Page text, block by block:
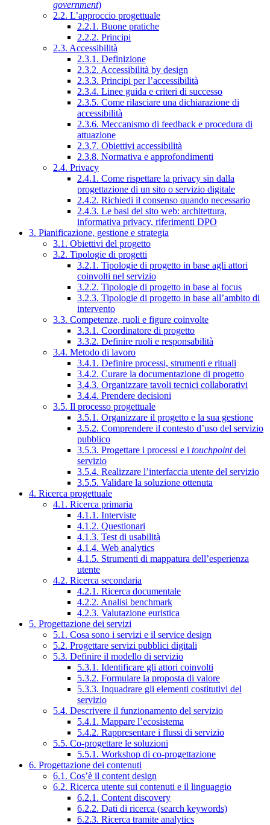
government)
2.2. L’approccio progettuale
2.2.1. Buone pratiche
2.2.2. Principi
2.3. Accessibilità
2.3.1. Definizione
2.3.2. Accessibilità by design
2.3.3. Principi per l’accessibilità
2.3.4. Linee guida e criteri di successo
2.3.5. Come rilasciare una dichiarazione di
accessibilità
2.3.6. Meccanismo di feedback e procedura di
attuazione
2.3.7. Obiettivi accessibilità
2.3.8. Normativa e approfondimenti
2.4. Privacy
2.4.1. Come rispettare la privacy sin dalla
progettazione di un sito o servizio digitale
2.4.2. Richiedi il consenso quando necessario
2.4.3. Le basi del sito web: architettura,
informativa privacy, riferimenti DPO
3. Pianificazione, gestione e strategia
3.1. Obiettivi del progetto
3.2. Tipologie di progetti
3.2.1. Tipologie di progetto in base agli attori
coinvolti nel servizio
3.2.2. Tipologie di progetto in base al focus
3.2.3. Tipologie di progetto in base all’ambito di
intervento
3.3. Competenze, ruoli e figure coinvolte
3.3.1. Coordinatore di progetto
3.3.2. Definire ruoli e responsabilità
3.4. Metodo di lavoro
3.4.1. Definire processi, strumenti e rituali
3.4.2. Curare la documentazione di progetto
3.4.3. Organizzare tavoli tecnici collaborativi
3.4.4. Prendere decisioni
3.5. Il processo progettuale
3.5.1. Organizzare il progetto e la sua gestione
3.5.2. Comprendere il contesto d’uso del servizio
pubblico
3.5.3. Progettare i processi e i touchpointdel
servizio
3.5.4. Realizzare l’interfaccia utente del servizio
3.5.5. Validare la soluzione ottenuta
4. Ricerca progettuale
4.1. Ricerca primaria
4.1.1. Interviste
4.1.2. Questionari
4.1.3. Test di usabilità
4.1.4. Web analytics
4.1.5. Strumenti di mappatura dell’esperienza
utente
4.2. Ricerca secondaria
4.2.1. Ricerca documentale
4.2.2. Analisi benchmark
4.2.3. Valutazione euristica
5. Progettazione dei servizi
5.1. Cosa sono i servizi e il service design
5.2. Progettare servizi pubblici digitali
5.3. Definire il modello di servizio
5.3.1. Identificare gli attori coinvolti
5.3.2. Formulare la proposta di valore
5.3.3. Inquadrare gli elementi costitutivi del
servizio
5.4. Descrivere il funzionamento del servizio
5.4.1. Mappare l’ecosistema
5.4.2. Rappresentare i flussi di servizio
5.5. Co-progettare le soluzioni
5.5.1. Workshop di co-progettazione
6. Progettazione dei contenuti
6.1. Cos’è il content design
6.2. Ricerca utente sui contenuti e il linguaggio
6.2.1. Content discovery
6.2.2. Dati di ricerca (search keywords)
6.2.3. Ricerca tramite analytics